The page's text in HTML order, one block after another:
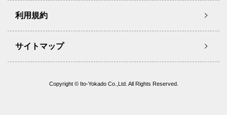
利用規約
サイトマップ
Copyright © Ito-Yokado Co.,Ltd. All Rights Reserved.